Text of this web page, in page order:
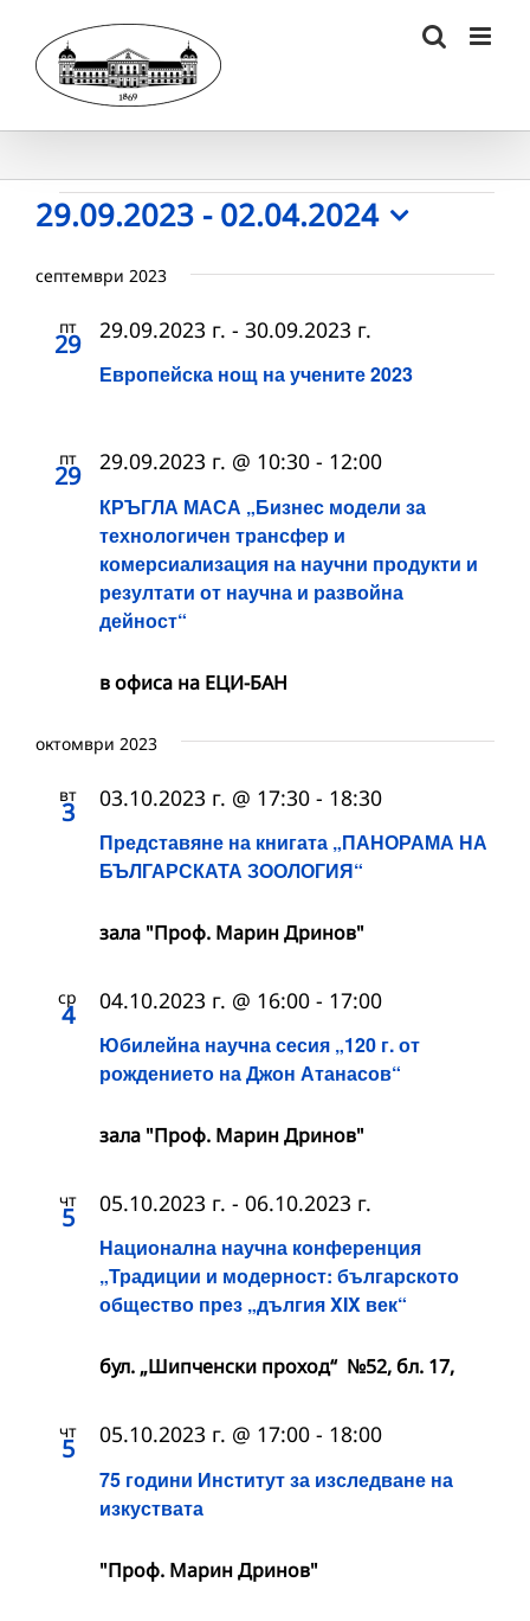
content
Събития
29.09.2023 - 02.04.2024
date.
септември 2023
пт
29
Европейска нощ на учените 2023
29.09.2023 г. - 30.09.2023 г.
пт
29
КРЪГЛА МАСА „Бизнес модели за
технологичен трансфер и
комерсиализация на научни продукти и
резултати от научна и развойна
дейност“
29.09.2023 г. @ 10:30 - 12:00
в офиса на ЕЦИ-БАН
октомври 2023
вт
3
Представяне на книгата „ПАНОРАМА НА
БЪЛГАРСКАТА ЗООЛОГИЯ“
03.10.2023 г. @ 17:30 - 18:30
зала "Проф. Марин Дринов"
ср
4
Юбилейна научна сесия „120 г. от
рождението на Джон Атанасов“
04.10.2023 г. @ 16:00 - 17:00
зала "Проф. Марин Дринов"
чт
5
Национална научна конференция
„Традиции и модерност: българското
общество през „дългия XIX век“
05.10.2023 г. - 06.10.2023 г.
бул. „Шипченски проход“ №52, бл. 17,
чт
5
75 години Институт за изследване на
изкуствата
05.10.2023 г. @ 17:00 - 18:00
"Проф. Марин Дринов"